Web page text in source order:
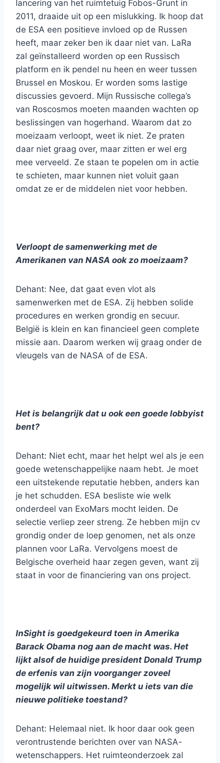
lancering van het ruimtetuig Fobos-Grunt in
2011, draaide uit op een mislukking. Ik hoop dat
de ESA een positieve invloed op de Russen
heeft, maar zeker ben ik daar niet van. LaRa
zal geïnstalleerd worden op een Russisch
platform en ik pendel nu heen en weer tussen
Brussel en Moskou. Er worden soms lastige
discussies gevoerd. Mijn Russische collega’s
van Roscosmos moeten maanden wachten op
beslissingen van hogerhand. Waarom dat zo
moeizaam verloopt, weet ik niet. Ze praten
daar niet graag over, maar zitten er wel erg
mee verveeld. Ze staan te popelen om in actie
te schieten, maar kunnen niet voluit gaan
omdat ze er de middelen niet voor hebben.
Verloopt de samenwerking met de
Amerikanen van NASA ook zo moeizaam?
Dehant: Nee, dat gaat even vlot als
samenwerken met de ESA. Zij hebben solide
procedures en werken grondig en secuur.
België is klein en kan financieel geen complete
missie aan. Daarom werken wij graag onder de
vleugels van de NASA of de ESA.
Het is belangrijk dat u ook een goede lobbyist
bent?
Dehant: Niet echt, maar het helpt wel als je een
goede wetenschappelijke naam hebt. Je moet
een uitstekende reputatie hebben, anders kan
je het schudden. ESA besliste wie welk
onderdeel van ExoMars mocht leiden. De
selectie verliep zeer streng. Ze hebben mijn cv
grondig onder de loep genomen, net als onze
plannen voor LaRa. Vervolgens moest de
Belgische overheid haar zegen geven, want zij
staat in voor de financiering van ons project.
InSight is goedgekeurd toen in Amerika
Barack Obama nog aan de macht was. Het
lijkt alsof de huidige president Donald Trump
de erfenis van zijn voorganger zoveel
mogelijk wil uitwissen. Merkt u iets van die
nieuwe politieke toestand?
Dehant: Helemaal niet. Ik hoor daar ook geen
verontrustende berichten over van NASA-
wetenschappers. Het ruimteonderzoek zal